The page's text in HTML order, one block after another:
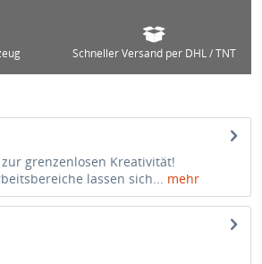
Schneller Versand per DHL / TNT
grenzenlosen Kreativität!
lassen sich... mehr